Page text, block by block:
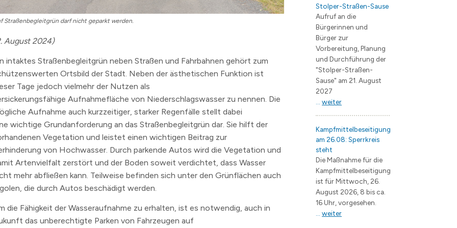
Straßenbegleitgrün darf nicht geparkt werden.
August 2024)
intaktes Straßenbegleitgrün neben Straßen und Fahrbahnen gehört zum
Ortsbild der Stadt. Neben der ästhetischen Funktion ist
Tage jedoch vielmehr der Nutzen als
Aufnahmefläche von Niederschlagswasser zu nennen. Die
Aufnahme auch kurzzeitiger, starker Regenfälle stellt dabei
wichtige Grundanforderung an das Straßenbegleitgrün dar. Sie hilft der
Vegetation und leistet einen wichtigen Beitrag zur
von Hochwasser. Durch parkende Autos wird die Vegetation und
Artenvielfalt zerstört und der Boden soweit verdichtet, dass Wasser
mehr abfließen kann. Teilweise befinden sich unter den Grünflächen auch
die durch Autos beschädigt werden.
die Fähigkeit der Wasseraufnahme zu erhalten, ist es notwendig, auch in
das unberechtigte Parken von Fahrzeugen auf
Stolper-Straßen-Sause
Aufruf an die
Bürgerinnen und
Bürger zur
Vorbereitung, Planung
und Durchführung der
"Stolper-Straßen-
Sause" am 21. August
2027
weiter
Kampfmittelbeseitigung
am 26.08: Sperrkreis
steht
Die Maßnahme für die
Kampfmittelbeseitigung
ist für Mittwoch, 26.
August 2026, 8 bis ca.
16 Uhr, vorgesehen.
weiter